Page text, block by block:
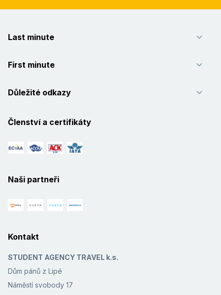
Last minute
First minute
Důležité odkazy
Členství a certifikáty
Naši partneři
Kontakt
STUDENT AGENCY TRAVEL k.s.
Dům pánů z Lipé
Náměstí svobody 17